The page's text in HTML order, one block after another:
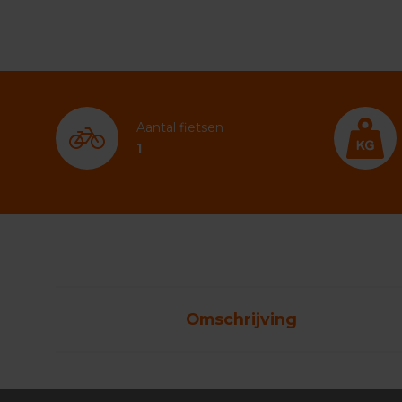
Aantal fietsen
1
Omschrijving